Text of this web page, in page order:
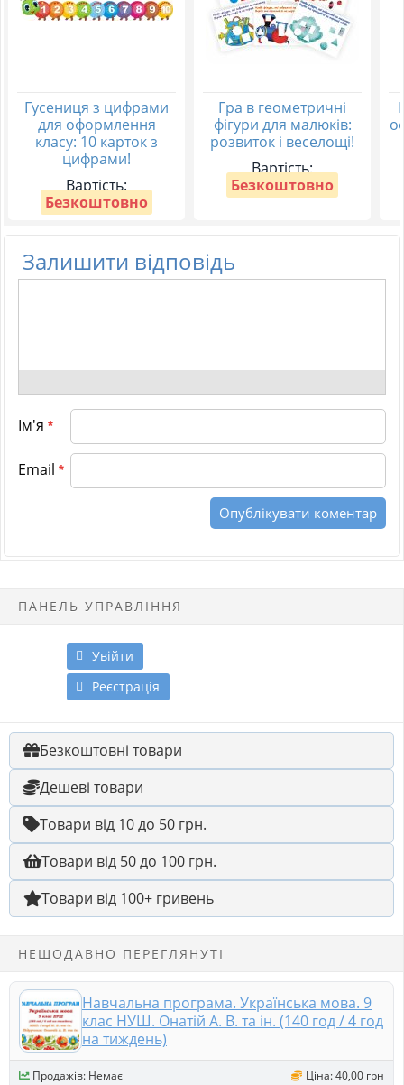
Гусениця з цифрами
для оформлення
класу: 10 карток з
цифрами!
Вартість:
Безкоштовно
Гра в геометричні
фігури для малюків:
розвиток і веселощі!
Вартість:
Безкоштовно
Залишити відповідь
Ім'я *
Email *
ПАНЕЛЬ УПРАВЛІННЯ
Увійти
Реєстрація
Безкоштовні товари
Дешеві товари
Товари від 10 до 50 грн.
Товари від 50 до 100 грн.
Товари від 100+ гривень
НЕЩОДАВНО ПЕРЕГЛЯНУТІ
Навчальна програма. Українська мова. 9
клас НУШ. Онатій А. В. та ін. (140 год / 4 год
на тиждень)
Продажів: Немає Ціна: 40,00 грн